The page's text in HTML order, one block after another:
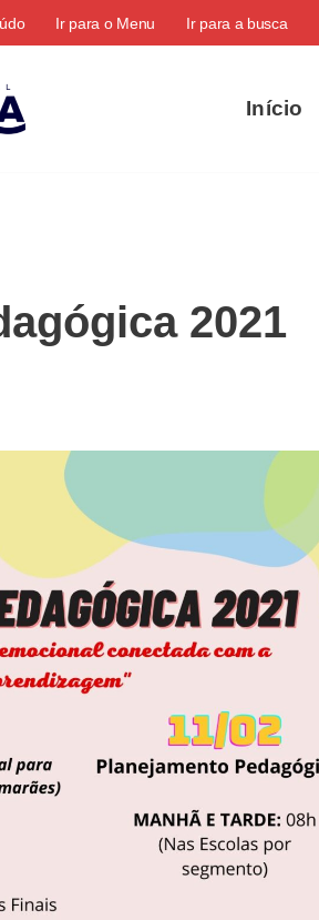
Ir para o Menu Ir para a busca
Início
2021